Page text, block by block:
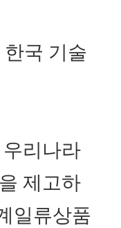
국 기술
리나라
제고하
일류상품